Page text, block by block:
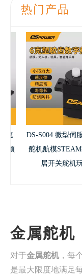
热门产品
DS-S004 微型伺服
舵机航模STEAM教
居开关舵机玩
金属舵机
对于金属舵机 ，每
是最大限度地满足